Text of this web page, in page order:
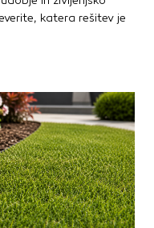
katera rešitev je